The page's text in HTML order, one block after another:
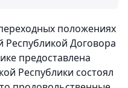
положениях
Договора
предоставлена
Республики состоял